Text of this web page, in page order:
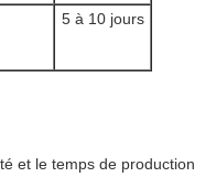
5 à 10 jours
et le temps de production